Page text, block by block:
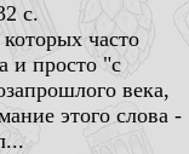
с.
часто
и просто "с
века,
этого слова -